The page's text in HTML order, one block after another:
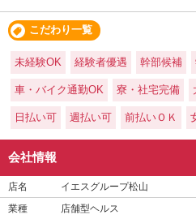
こだわり一覧
未経験OK 経験者優遇 幹部候補
車・バイク通勤OK 寮・社宅完備
日払い可 週払い可 前払いＯＫ
会社情報
店名
イエスグループ松山
業種
店舗型ヘルス